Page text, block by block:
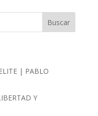
Buscar
| PABLO
Y